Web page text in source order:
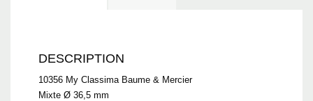
DESCRIPTION
10356 My Classima Baume & Mercier
Mixte Ø 36,5 mm